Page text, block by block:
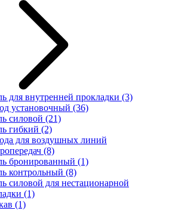
для внутренней прокладки (3)
установочный (36)
силовой (21)
гибкий (2)
для воздушных линий
(8)
бронированный (1)
контрольный (8)
силовой для нестационарной
(1)
(1)